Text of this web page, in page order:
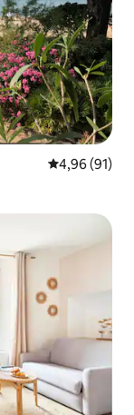
Średnia
4,96 (91)